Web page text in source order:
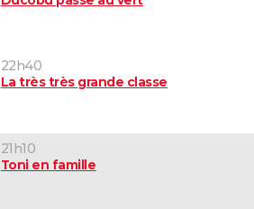
22h40
La très très grande classe
21h10
Toni en famille